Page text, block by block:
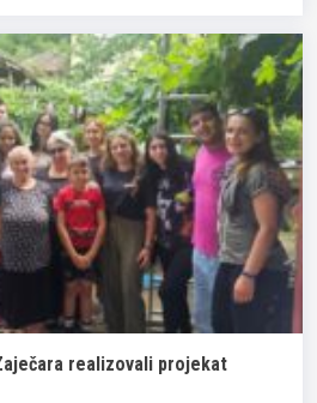
realizovali projekat